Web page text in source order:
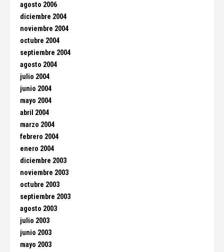
agosto 2006
diciembre 2004
noviembre 2004
octubre 2004
septiembre 2004
agosto 2004
julio 2004
junio 2004
mayo 2004
abril 2004
marzo 2004
febrero 2004
enero 2004
diciembre 2003
noviembre 2003
octubre 2003
septiembre 2003
agosto 2003
julio 2003
junio 2003
mayo 2003